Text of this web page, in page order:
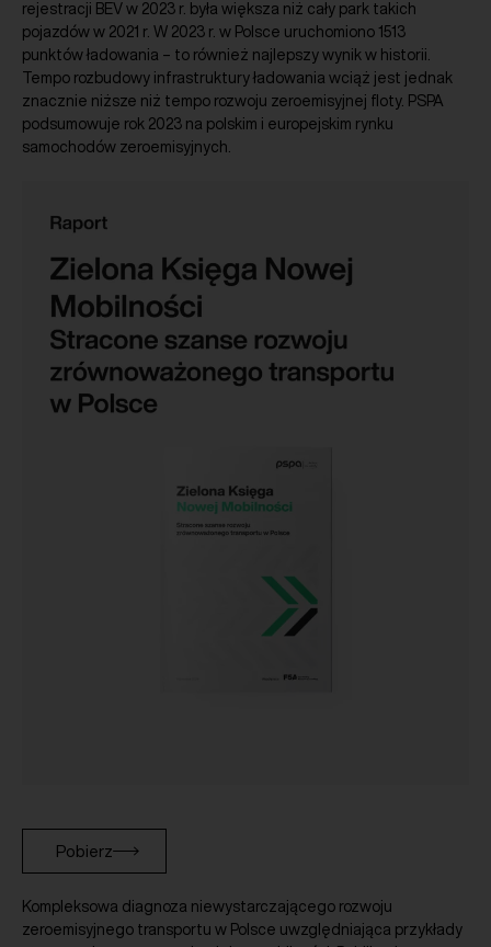
rejestracji BEV w 2023 r. była większa niż cały park takich
pojazdów w 2021 r. W 2023 r. w Polsce uruchomiono 1513
punktów ładowania – to również najlepszy wynik w historii.
Tempo rozbudowy infrastruktury ładowania wciąż jest jednak
znacznie niższe niż tempo rozwoju zeroemisyjnej floty. PSPA
podsumowuje rok 2023 na polskim i europejskim rynku
samochodów zeroemisyjnych.
Pobierz
Kompleksowa diagnoza niewystarczającego rozwoju
zeroemisyjnego transportu w Polsce uwzględniająca przykłady